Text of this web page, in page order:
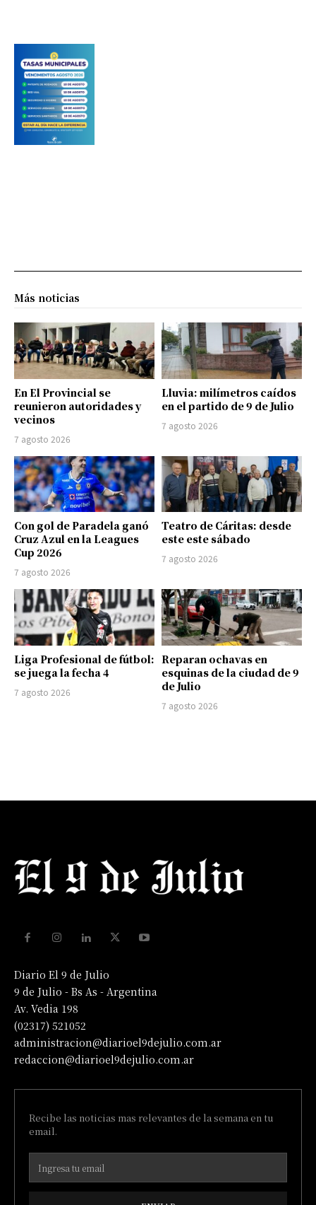
Más noticias
En El Provincial se
reunieron autoridades y
vecinos
7 agosto 2026
Lluvia: milímetros caídos
en el partido de 9 de Julio
7 agosto 2026
Con gol de Paradela ganó
Cruz Azul en la Leagues
Cup 2026
7 agosto 2026
Teatro de Cáritas: desde
este este sábado
7 agosto 2026
Liga Profesional de fútbol:
se juega la fecha 4
7 agosto 2026
Reparan ochavas en
esquinas de la ciudad de 9
de Julio
7 agosto 2026
Diario El 9 de Julio
9 de Julio - Bs As - Argentina
Av. Vedia 198
(02317) 521052
administracion@diarioel9dejulio.com.ar
redaccion@diarioel9dejulio.com.ar
Recibe las noticias mas relevantes de la semana en tu
email.